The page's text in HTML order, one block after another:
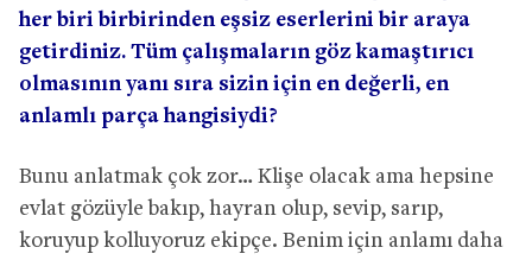
her biri birbirinden eşsiz eserlerini bir araya
getirdiniz. Tüm çalışmaların göz kamaştırıcı
olmasının yanı sıra sizin için en değerli, en
anlamlı parça hangisiydi?
Bunu anlatmak çok zor… Klişe olacak ama hepsine
evlat gözüyle bakıp, hayran olup, sevip, sarıp,
koruyup kolluyoruz ekipçe. Benim için anlamı daha